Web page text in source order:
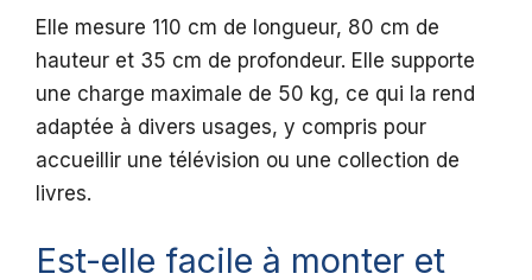
Elle mesure 110 cm de longueur, 80 cm de
hauteur et 35 cm de profondeur. Elle supporte
une charge maximale de 50 kg, ce qui la rend
adaptée à divers usages, y compris pour
accueillir une télévision ou une collection de
livres.
Est-elle facile à monter et